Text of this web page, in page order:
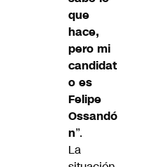
que
hace,
pero mi
candidat
o es
Felipe
Ossandó
n”.
La